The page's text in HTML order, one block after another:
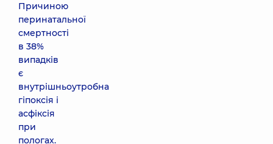
Причиною
перинатальної
смертності
в 38%
випадків
є
внутрішньоутробна
гіпоксія і
асфіксія
при
пологах.